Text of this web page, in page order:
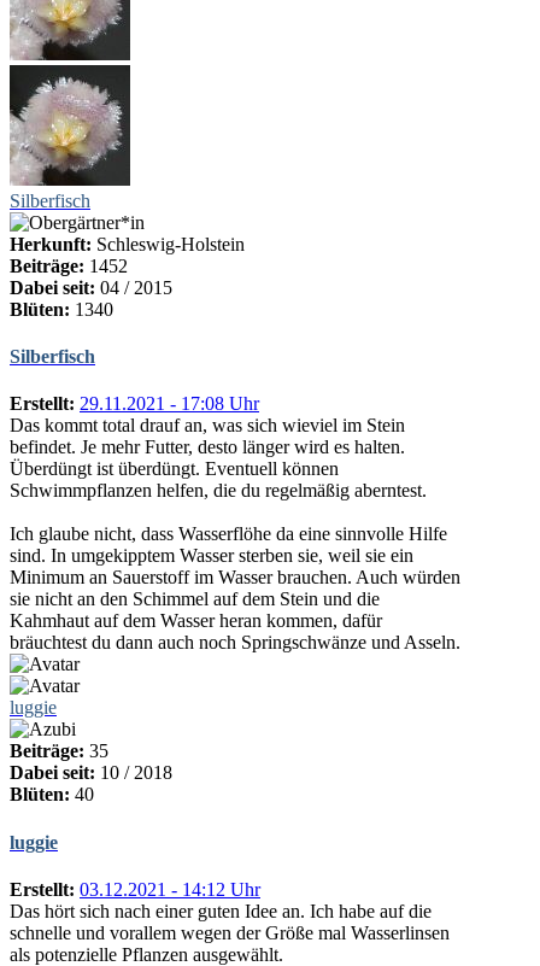
Silberfisch
Herkunft: Schleswig-Holstein
Beiträge: 1452
Dabei seit: 04 / 2015
Blüten: 1340
Silberfisch
Erstellt: 29.11.2021 - 17:08 Uhr
Das kommt total drauf an, was sich wieviel im Stein
befindet. Je mehr Futter, desto länger wird es halten.
Überdüngt ist überdüngt. Eventuell können
Schwimmpflanzen helfen, die du regelmäßig aberntest.
Ich glaube nicht, dass Wasserflöhe da eine sinnvolle Hilfe
sind. In umgekipptem Wasser sterben sie, weil sie ein
Minimum an Sauerstoff im Wasser brauchen. Auch würden
sie nicht an den Schimmel auf dem Stein und die
Kahmhaut auf dem Wasser heran kommen, dafür
bräuchtest du dann auch noch Springschwänze und Asseln.
luggie
Beiträge: 35
Dabei seit: 10 / 2018
Blüten: 40
luggie
Erstellt: 03.12.2021 - 14:12 Uhr
Das hört sich nach einer guten Idee an. Ich habe auf die
schnelle und vorallem wegen der Größe mal Wasserlinsen
als potenzielle Pflanzen ausgewählt.